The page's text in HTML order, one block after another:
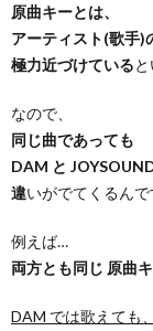
原曲キーとは、
アーティスト(歌手)
極力近づけている
なので、
同じ曲であっても
DAM と
違いがでてくるんで
例えば…
両方とも同じ 原曲
DAM では歌えても、